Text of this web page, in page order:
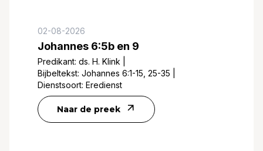
02-08-2026
Johannes 6:5b en 9
Predikant: ds. H. Klink
Bijbeltekst: Johannes 6:1-15, 25-35
Dienstsoort: Eredienst
Naar de preek